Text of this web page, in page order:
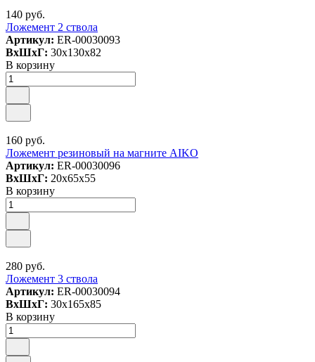
140 руб.
Ложемент 2 ствола
Артикул: ER-00030093
ВxШxГ: 30x130x82
В корзину
160 руб.
Ложемент резиновый на магните AIKO
Артикул: ER-00030096
ВxШxГ: 20x65x55
В корзину
280 руб.
Ложемент 3 ствола
Артикул: ER-00030094
ВxШxГ: 30x165x85
В корзину